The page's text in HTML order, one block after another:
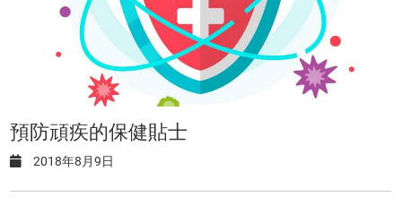
預防頑疾的保健貼士
2018年8月9日